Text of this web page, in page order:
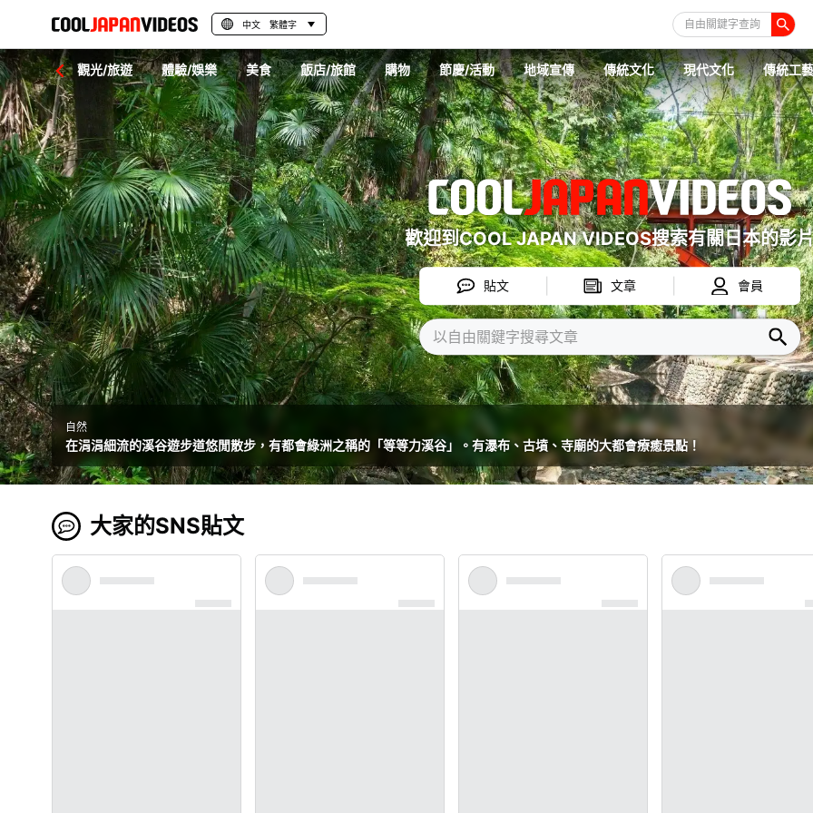
中文 繁體字 自由關鍵字查詢
觀光/旅遊 體驗/娛樂 美食 飯店/旅館 購物 節慶/活動 地域宣傳 傳統文化 現代文化 傳統工藝
自然
在涓涓細流的溪谷遊步道悠閒散步，有都會綠洲之稱的「等等力溪谷」。有瀑布、古墳、寺廟的大都會療癒景點！
歡迎到COOL JAPAN VIDEOS搜索有關日本的影
貼文 文章 會員
大家的SNS貼文